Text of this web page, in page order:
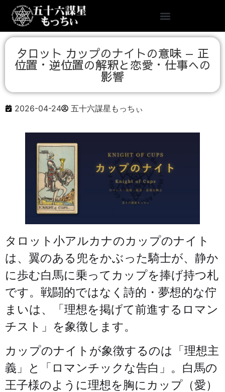
タロット カップのナイトの意味 — 正
位置・逆位置の解釈と恋愛・仕事への
影響
2026-04-24 五十六謀星もっちぃ
タロット小アルカナのカップのナイト
は、翼のある兜をかぶった騎士が、静か
に歩む白馬に乗ってカップを捧げ持つ札
です。戦闘的ではなく詩的・夢想的な佇
まいは、「理想を掲げて前進するロマン
チスト」を象徴します。
カップのナイトが象徴するのは「理想主
義」と「ロマンチックな告白」。白馬の
王子様のように理想を胸にカップ（愛）